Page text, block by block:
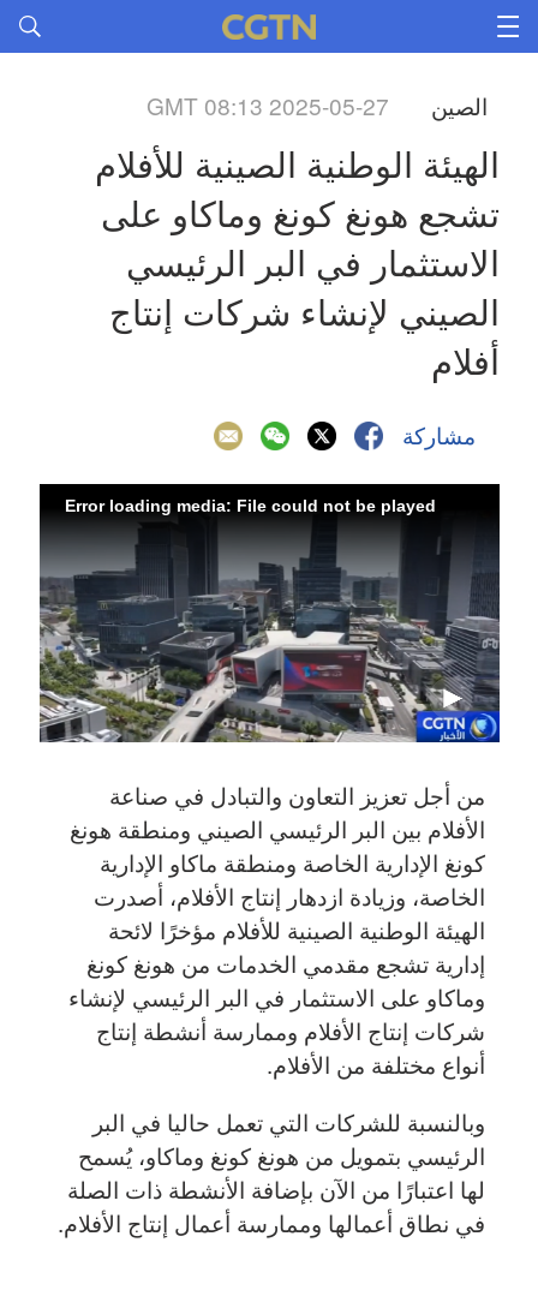
الصين GMT 08:13 2025-05-27
أفلام
مشاركة
Error loading media: File could not be played
من أجل تعزيز التعاون والتبادل في صناعة
الأفلام بين البر الرئيسي الصيني ومنطقة هونغ
كونغ الإدارية الخاصة ومنطقة ماكاو الإدارية
الخاصة، وزيادة ازدهار إنتاج الأفلام، أصدرت
الهيئة الوطنية الصينية للأفلام مؤخرًا لائحة
إدارية تشجع مقدمي الخدمات من هونغ كونغ
وماكاو على الاستثمار في البر الرئيسي لإنشاء
شركات إنتاج الأفلام وممارسة أنشطة إنتاج
أنواع مختلفة من الأفلام.
وبالنسبة للشركات التي تعمل حاليا في البر
الرئيسي بتمويل من هونغ كونغ وماكاو، يُسمح
لها اعتبارًا من الآن بإضافة الأنشطة ذات الصلة
في نطاق أعمالها وممارسة أعمال إنتاج الأفلام.